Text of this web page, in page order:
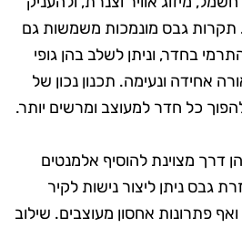
גבס מונמכות משמשות גם
בחדר, וניתן לשלב בהן גופי
אחידה ונעימה. תכנון נכון של
כל חדר למעוצב ומרשים יותר.
דרך מצוינת להוסיף אלמנטים
גבס ניתן ליצור נישות לקיר
פתרונות אחסון מעוצבים. שילוב